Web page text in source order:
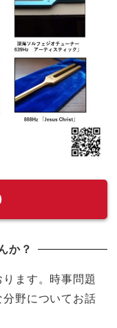
か？
ます。時事問題
野についてお話